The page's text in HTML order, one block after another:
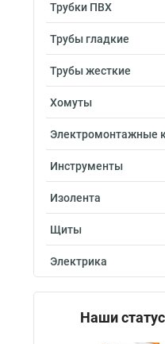
Трубки ПВХ
Трубы гладкие
Трубы жесткие
Хомуты
Электромонтажные
Инструменты
Изолента
Щиты
Электрика
Наши